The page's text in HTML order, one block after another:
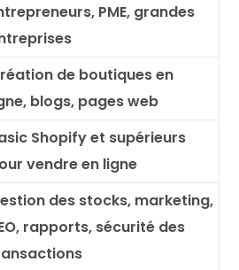
PME, grandes
de boutiques en
blogs, pages web
Shopify et supérieurs
vendre en ligne
des stocks, marketing,
rapports, sécurité des